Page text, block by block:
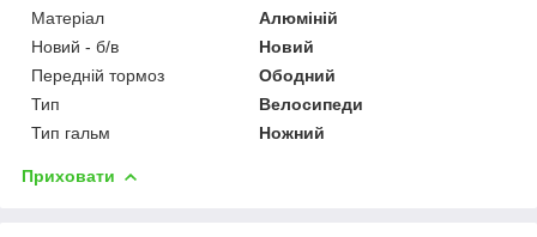
Матеріал
Алюміній
Новий - б/в
Новий
Передній тормоз
Ободний
Тип
Велосипеди
Тип гальм
Ножний
Приховати